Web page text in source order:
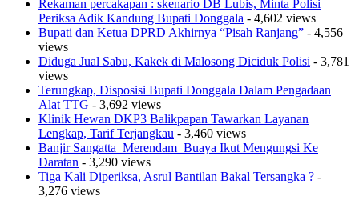
Rekaman percakapan : skenario DB Lubis, Minta Polisi
Periksa Adik Kandung Bupati Donggala - 4,602 views
Bupati dan Ketua DPRD Akhirnya “Pisah Ranjang” - 4,556
views
Diduga Jual Sabu, Kakek di Malosong Diciduk Polisi - 3,781
views
Terungkap, Disposisi Bupati Donggala Dalam Pengadaan
Alat TTG - 3,692 views
Klinik Hewan DKP3 Balikpapan Tawarkan Layanan
Lengkap, Tarif Terjangkau - 3,460 views
Banjir Sangatta Merendam Buaya Ikut Mengungsi Ke
Daratan - 3,290 views
Tiga Kali Diperiksa, Asrul Bantilan Bakal Tersangka ? -
3,276 views